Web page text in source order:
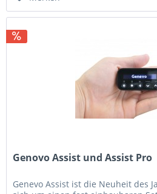
Genovo Assist und Assist Pro
Genevo Assist ist die Neuheit des